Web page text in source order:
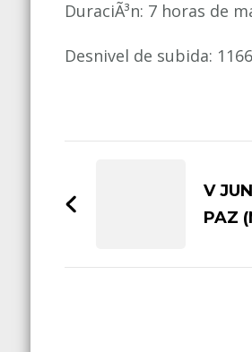
DuraciÃ³n: 7 horas de
Desnivel de subida:
Navigation
V
PAZ